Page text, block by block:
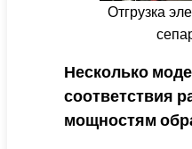
Отгрузка
Несколько
соответствия
мощностям